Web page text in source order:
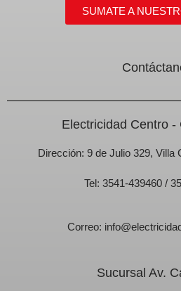
SUMATE A
Electricidad Centro -
Dirección: 9 de Julio 329, Villa
Tel: 3541-439460 /
Correo:
Sucursal Av.